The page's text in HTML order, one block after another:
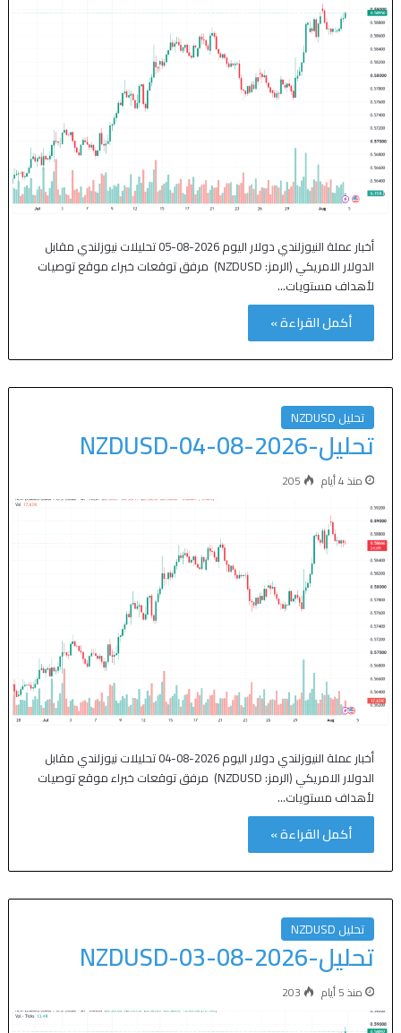
أخبار عملة النيوزلندي دولار اليوم 2026-08-05 تحليلات نيوزلندي مقابل
الدولار الامريكي (الرمز: NZDUSD) مرفق توقعات خبراء موقع توصيات
لأهداف مستويات…
أكمل القراءة »
تحليل NZDUSD
تحليل-NZDUSD-04-08-2026
منذ 4 أيام 205
أخبار عملة النيوزلندي دولار اليوم 2026-08-04 تحليلات نيوزلندي مقابل
الدولار الامريكي (الرمز: NZDUSD) مرفق توقعات خبراء موقع توصيات
لأهداف مستويات…
أكمل القراءة »
تحليل NZDUSD
تحليل-NZDUSD-03-08-2026
منذ 5 أيام 203